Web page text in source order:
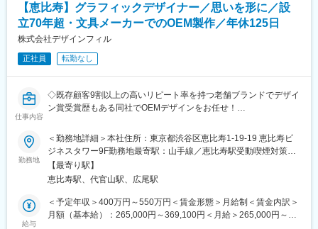
期間を設けます。
業務や業界の知識を着実に身につけていきましょう。
ゆくゆくは1人で1タイトルのグッズ展開（企画、版元交渉、製造
アニメイト海外店舗をはじめ、海外のお客様にも商品をお届けで
海外展開にも興味をもってくれる方をお待ちしています！
モノ事業部9名のうち、女性は7名。
新たに迎えた社員からベテラン層まで、30代を中心に幅広く活躍
しています。
男性：36.5％／女性：63.5％、女性管理職も活躍中です！
一人ひとりに任される業務に加えて、チームで進める業務も多く
【恵比寿】グラフィックデザイナー／思いを形に／設
立70年超・文具メーカーでのOEM製作／年休125日
株式会社デザインフィル
正社員 転勤なし
仕事内容
◇既存顧客9割以上の高いリピート率を持つ老舗ブランドでデザイ
ン賞受賞歴もある同社でOEMデザインをお任せ！
◇海外からの文房具ニーズも高まっており成長率前年比110％と
事業拡大中です！
■業務概要
デザインステーショナリーの企画・開発・製造・販売を行う当社
にて、クライアント（美術館、水族館、アパレルなどあらゆる業
種）のノベルティやOEM / 販売品のデザインを担当していただき
ます。当社が国内外で製造する商品（デザイン文具がメイン）を
勤務地
＜勤務地詳細＞本社住所：東京都渋谷区恵比寿1-19-19 恵比寿ビ
ジネスタワー9F勤務地最寄駅：山手線／恵比寿駅受動喫煙対策：
屋内全面禁煙変更の範囲：会社の定める事業所（リモートワーク
含む）
【最寄り駅】
恵比寿駅、代官山駅、広尾駅
給与
＜予定年収＞400万円～550万円＜賃金形態＞月給制＜賃金内訳＞
月額（基本給）：265,000円～369,100円＜月給＞265,000円～